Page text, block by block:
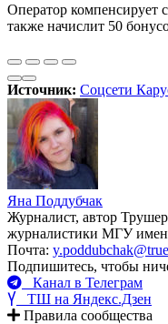
Оператор компенсирует
также начислит 50
Источник: Соцсети
Яна Поддубчак
Журналист, автор
журналистики МГУ
Почта:
Подпишитесь, чтобы
Канал в Телеграм
ТШ на Яндекс.Дзен
Правила сообщества